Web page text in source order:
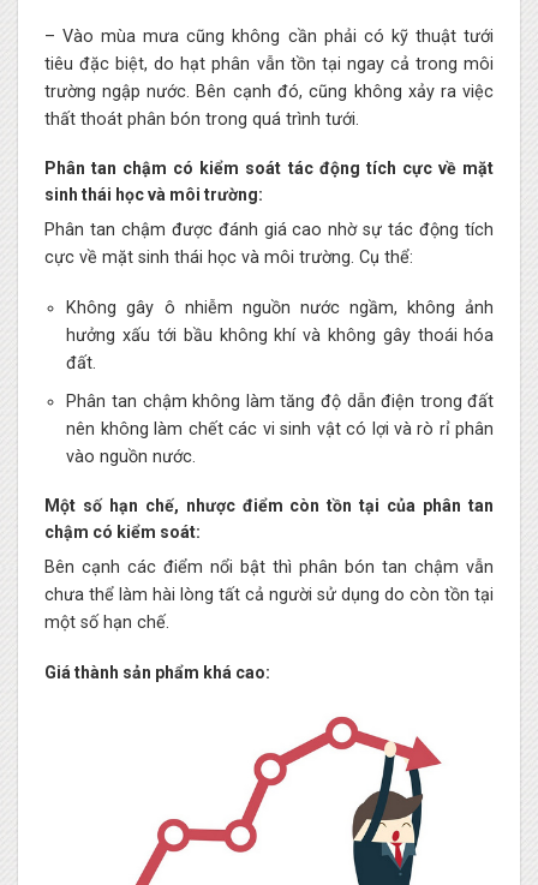
– Vào mùa mưa cũng không cần phải có kỹ thuật tưới
tiêu đặc biệt, do hạt phân vẫn tồn tại ngay cả trong môi
trường ngập nước. Bên cạnh đó, cũng không xảy ra việc
thất thoát phân bón trong quá trình tưới.
Phân tan chậm có kiểm soát tác động tích cực về mặt
sinh thái học và môi trường:
Phân tan chậm được đánh giá cao nhờ sự tác động tích
cực về mặt sinh thái học và môi trường. Cụ thể:
Không gây ô nhiễm nguồn nước ngầm, không ảnh
hưởng xấu tới bầu không khí và không gây thoái hóa
đất.
Phân tan chậm không làm tăng độ dẫn điện trong đất
nên không làm chết các vi sinh vật có lợi và rò rỉ phân
vào nguồn nước.
Một số hạn chế, nhược điểm còn tồn tại của phân tan
chậm có kiểm soát:
Bên cạnh các điểm nổi bật thì phân bón tan chậm vẫn
chưa thể làm hài lòng tất cả người sử dụng do còn tồn tại
một số hạn chế.
Giá thành sản phẩm khá cao: